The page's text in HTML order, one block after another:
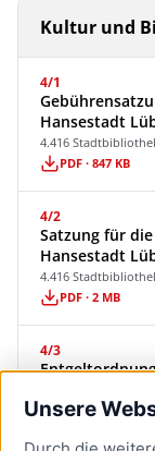
Unsere
Kultur und
4/1
Hansestadt
4.416
PDF · 847 KB
4/2
Satzung für
Hansestadt
4.416
PDF · 2 MB
4/3
PDF · 2 MB